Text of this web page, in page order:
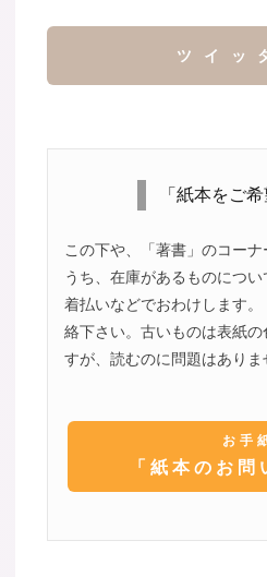
ツイッ
「紙本をご
この下や、「著書」のコー
うち、在庫があるものについ
着払いなどでおわけします
絡下さい。古いものは表紙の
すが、読むのに問題はありま
お手
「紙本のお問